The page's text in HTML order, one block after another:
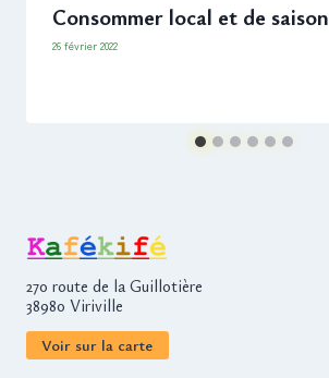
Consommer local et de saison
26 février 2022
270 route de la Guillotière
38980 Viriville
Voir sur la carte